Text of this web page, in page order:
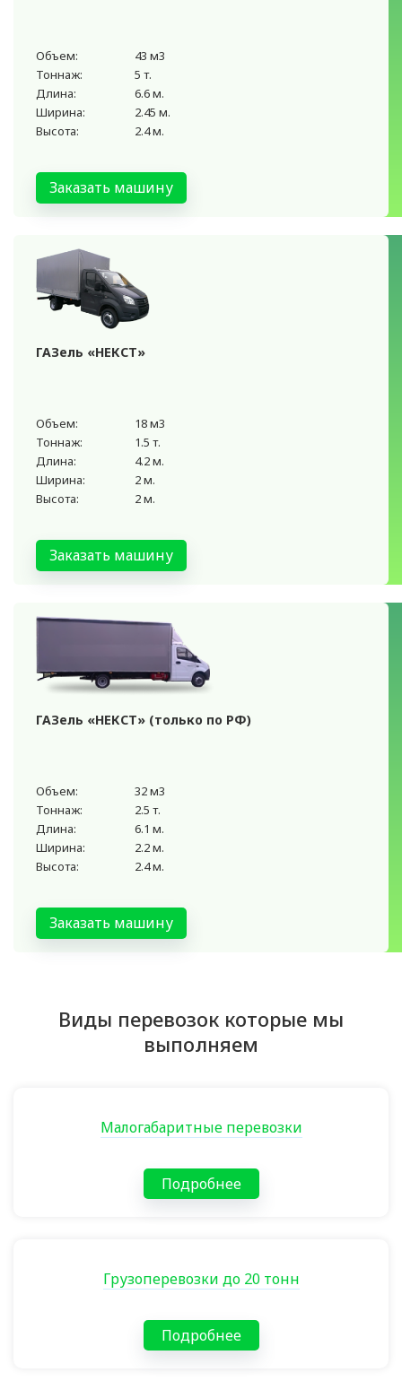
Объем:
43 м3
Тоннаж:
5 т.
Длина:
6.6 м.
Ширина:
2.45 м.
Высота:
2.4 м.
Заказать машину
ГАЗель «НЕКСТ»
Объем:
18 м3
Тоннаж:
1.5 т.
Длина:
4.2 м.
Ширина:
2 м.
Высота:
2 м.
Заказать машину
ГАЗель «НЕКСТ» (только по РФ)
Объем:
32 м3
Тоннаж:
2.5 т.
Длина:
6.1 м.
Ширина:
2.2 м.
Высота:
2.4 м.
Заказать машину
Виды перевозок которые мы
выполняем
Малогабаритные перевозки
Подробнее
Грузоперевозки до 20 тонн
Подробнее